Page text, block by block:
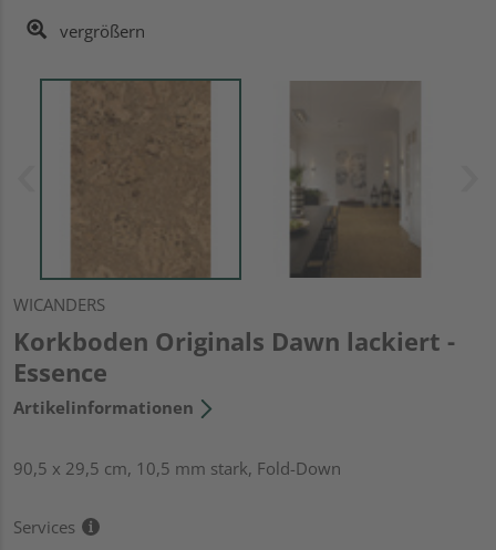
vergrößern
WICANDERS
Korkboden Originals Dawn lackiert -
Essence
Artikelinformationen
90,5 x 29,5 cm, 10,5 mm stark, Fold-Down
Services